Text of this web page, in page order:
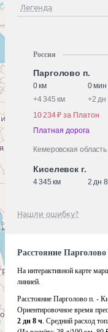
Легенда
Россия
Парголово п.
0 км
0 мин
+4 345 км +2 дн
10 234 ₽ за Платон
Платная дорога
Кемеровская
Киселевск г.
4 345 км 2 дн
Нашли ошибку?
Расстояние
На интерактивной карте
линией.
Расстояние Парголово п. -
Ориентировочное время
2 дн 8 ч. Средний расход